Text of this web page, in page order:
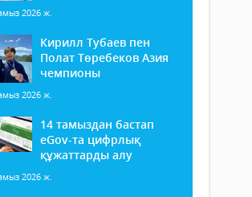
2026 ж.
Кирилл Тубаев пен
Полат Төребеков Азия
чемпионы
2026 ж.
14 тамыздан бастап
еGov-та цифрлық
құжаттарды алу
2026 ж.